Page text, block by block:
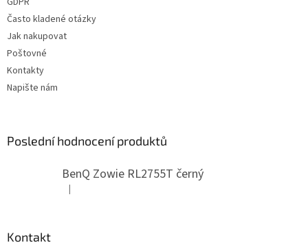
Často kladené otázky
Jak nakupovat
Poštovné
Kontakty
Napište nám
Poslední hodnocení produktů
BenQ Zowie RL2755T černý
Hodnocení produktu je 5 z 5 hvězdiček.
|
Kontakt